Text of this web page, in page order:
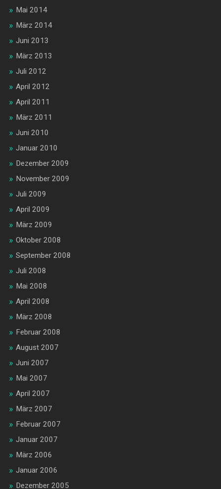
Mai 2014
März 2014
Juni 2013
März 2013
Juli 2012
April 2012
April 2011
März 2011
Juni 2010
Januar 2010
Dezember 2009
November 2009
Juli 2009
April 2009
März 2009
Oktober 2008
September 2008
Juli 2008
Mai 2008
April 2008
März 2008
Februar 2008
August 2007
Juni 2007
Mai 2007
April 2007
März 2007
Februar 2007
Januar 2007
März 2006
Januar 2006
Dezember 2005